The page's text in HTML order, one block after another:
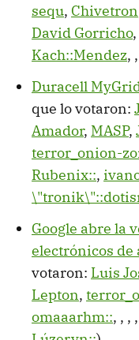
sequ, Chivetron
David Gorricho,
Kach::Mendez, ,
Duracell
que lo votaron:
Amador, MASP,
terror_onion-
Rubenix::,
Google abre la
electrónicos de
votaron: Luis
Lepton,
omaaarhm::, , , ,